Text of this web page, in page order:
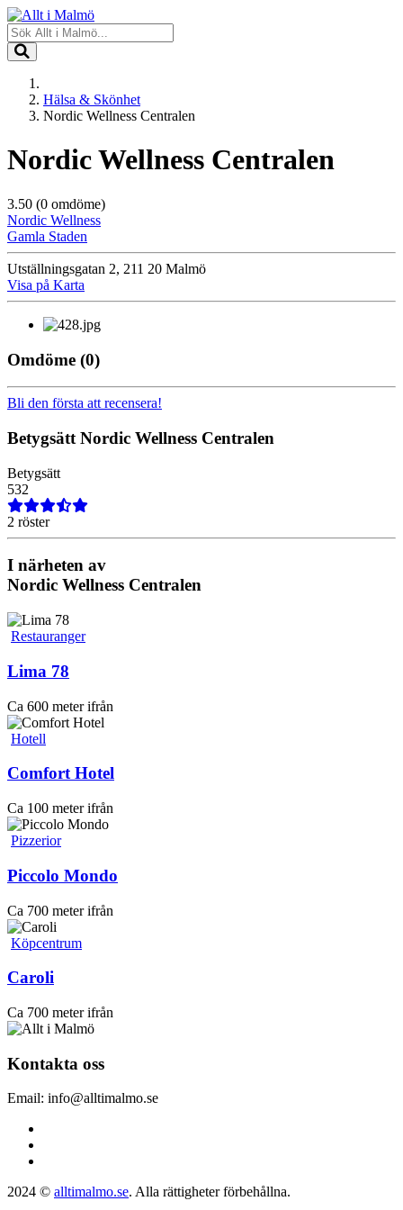
Hälsa & Skönhet
Nordic Wellness Centralen
Nordic Wellness Centralen
3.50 (0 omdöme)
Nordic Wellness
Gamla Staden
Utställningsgatan 2, 211 20 Malmö
Visa på Karta
Omdöme (0)
Bli den första att recensera!
Betygsätt Nordic Wellness Centralen
Betygsätt
532
2 röster
I närheten av
Nordic Wellness Centralen
Restauranger
Lima 78
Ca 600 meter ifrån
Hotell
Comfort Hotel
Ca 100 meter ifrån
Pizzerior
Piccolo Mondo
Ca 700 meter ifrån
Köpcentrum
Caroli
Ca 700 meter ifrån
Kontakta oss
Email: info@alltimalmo.se
2024 © alltimalmo.se. Alla rättigheter förbehållna.